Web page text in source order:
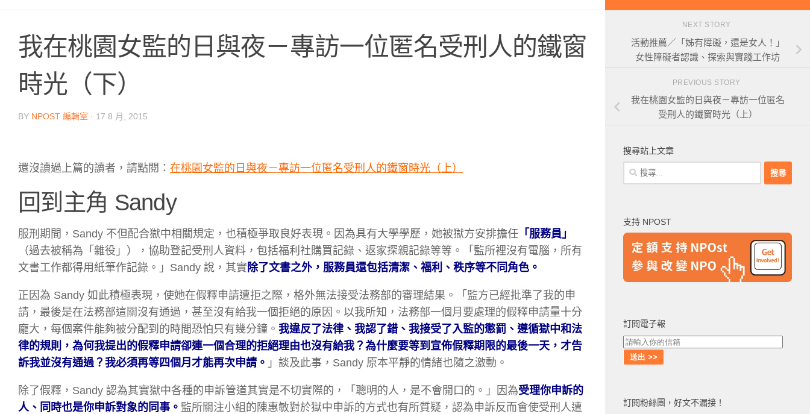
我在桃園女監的日與夜－專訪一位匿名受刑人的鐵窗
時光（下）
BY NPOST 編輯室 · 17 8 月, 2015
還沒讀過上篇的讀者，請點閱： 在桃園女監的日與夜－專訪一位匿名受刑人的鐵窗時光（上）
回到主角 Sandy
服刑期間，Sandy 不但配合獄中相關規定，也積極爭取良好表現。因為具有大學學歷，她被獄方安排擔任 「服務員」
（過去被稱為「雜役」），協助登記受刑人資料，包括福利社購買記錄、返家探親記錄等等。「監所裡沒有電腦，所有
文書工作都得用紙筆作記錄。」Sandy 說，其實 除了文書之外，服務員還包括清潔、福利、秩序等不同角色。
正因為 Sandy 如此積極表現，使她在假釋申請遭拒之際，格外無法接受法務部的審理結果。「監方已經批準了我的申
請，最後是在法務部這關沒有通過，甚至沒有給我一個拒絕的原因。以我所知，法務部一個月要處理的假釋申請量十分
龐大，每個案件能夠被分配到的時間恐怕只有幾分鐘。 我違反了法律、我認了錯、我接受了入監的懲罰、遵循獄中和法
律的規則，為何我提出的假釋申請卻連一個合理的拒絕理由也沒有給我？為什麼要等到宣佈假釋期限的最後一天，才告
訴我並沒有通過？我必須再等四個月才能再次申請。 」談及此事，Sandy 原本平靜的情緒也隨之激動。
除了假釋，Sandy 認為其實獄中各種的申訴管道其實是不切實際的，「聰明的人，是不會開口的。」因為受理你申訴的
人、同時也是你申訴對象的同事。 監所關注小組的陳惠敏對於獄中申訴的方式也有所質疑，認為申訴反而會使受刑人遭
NEXT STORY
活動推薦／「姊有障礙，還是女人！」
女性障礙者認識、探索與實踐工作坊
PREVIOUS STORY
我在桃園女監的日與夜－專訪一位匿名
受刑人的鐵窗時光（上）
搜尋站上文章
搜
尋
字:
支持 NPOST
訂閱電子報
訂閱粉絲團，好文不漏接！